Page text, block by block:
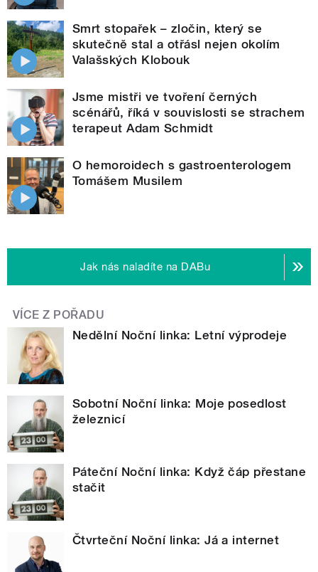
Smrt stopařek – zločin, který se
skutečně stal a otřásl nejen okolím
Valašských Klobouk
Jsme mistři ve tvoření černých
scénářů, říká v souvislosti se strachem
terapeut Adam Schmidt
O hemoroidech s gastroenterologem
Tomášem Musilem
Jak nás naladíte na DABu
VÍCE Z POŘADU
Nedělní Noční linka: Letní výprodeje
Sobotní Noční linka: Moje posedlost
železnicí
Páteční Noční linka: Když čáp přestane
stačit
Čtvrteční Noční linka: Já a internet